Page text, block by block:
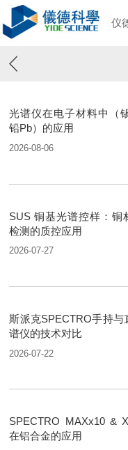
仪
光谱仪在电子材料中（
铅Pb）的应用
2026-08-06
SUS 铜基光谱控样：铜
检测的质控应用
2026-07-27
斯派克SPECTRO手持与
谱仪的技术对比
2026-07-22
SPECTRO MAXx10 &
在铝合金的应用